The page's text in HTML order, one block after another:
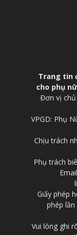
Trang tin
cho phụ
Đơn vị chủ
VPGD: Phụ
Chịu trách
Phụ trách
Giấy phép
phép
Vui lòng ghi